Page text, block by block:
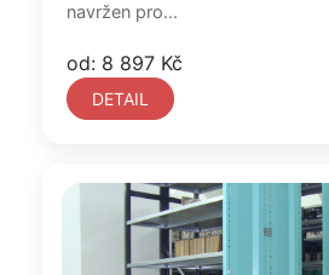
navržen pro...
od: 8 897 Kč
DETAIL